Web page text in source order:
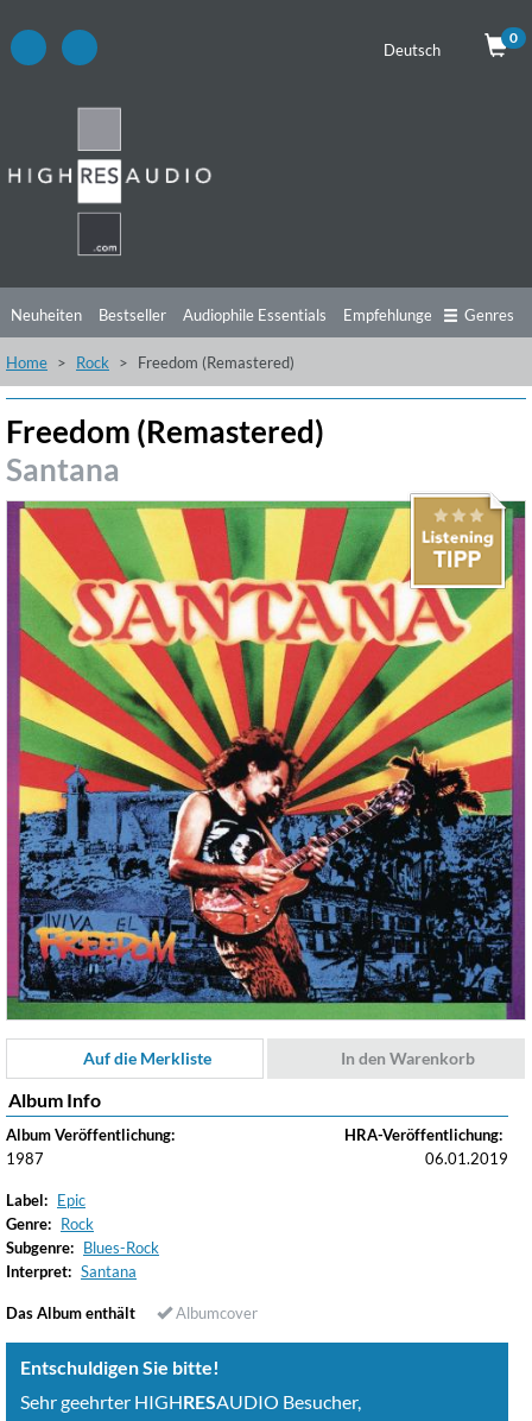
Deutsch
0
Neuheiten Bestseller Audiophile Essentials Empfehlungen
Hörtipps Top Alben Angebote Preorder
Genres
Home Rock Freedom (Remastered)
Freedom (Remastered)
Santana
Auf die Merkliste In den Warenkorb
Album Info
Album Veröffentlichung:
1987
HRA-Veröffentlichung:
06.01.2019
Label: Epic
Genre: Rock
Subgenre: Blues-Rock
Interpret: Santana
Das Album enthält Albumcover
Entschuldigen Sie bitte!
Sehr geehrter HIGHRESAUDIO Besucher,